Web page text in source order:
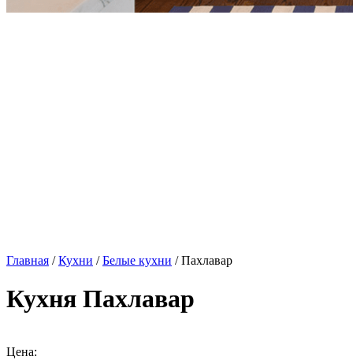
Главная /Кухни /Белые кухни / Пахлавар
Кухня Пахлавар
Цена: